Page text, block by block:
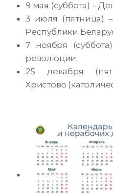
9 мая (суббота) –
3 июля (пятница)
Республики
7 ноября
революции;
25 декабря
Христово